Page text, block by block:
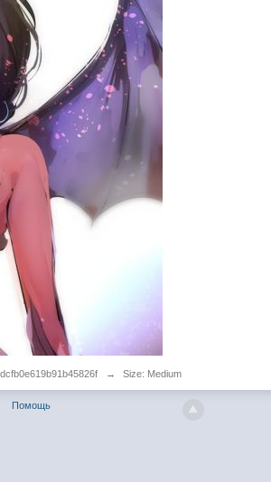
→ Size: Medium
Помощь